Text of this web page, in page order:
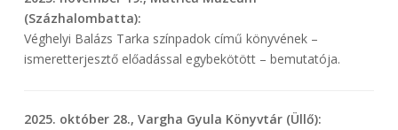
(Százhalombatta):
Véghelyi Balázs Tarka színpadok című könyvének –
ismeretterjesztő előadással egybekötött – bemutatója.
2025. október 28., Vargha Gyula Könyvtár (Üllő):